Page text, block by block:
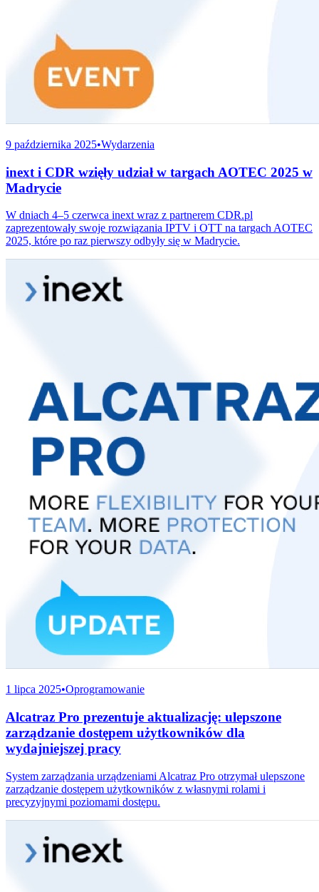
9 października 2025•Wydarzenia
inext i CDR wzięły udział w targach AOTEC 2025 w
Madrycie
W dniach 4–5 czerwca inext wraz z partnerem CDR.pl
zaprezentowały swoje rozwiązania IPTV i OTT na targach AOTEC
2025, które po raz pierwszy odbyły się w Madrycie.
1 lipca 2025•Oprogramowanie
Alcatraz Pro prezentuje aktualizację: ulepszone
zarządzanie dostępem użytkowników dla
wydajniejszej pracy
System zarządzania urządzeniami Alcatraz Pro otrzymał ulepszone
zarządzanie dostępem użytkowników z własnymi rolami i
precyzyjnymi poziomami dostępu.